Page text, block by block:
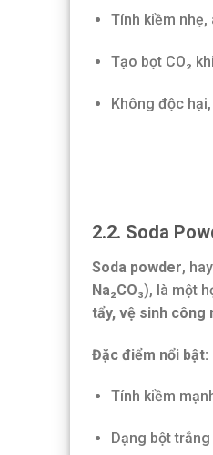
Tính kiềm
Tạo bọt CO₂
Không độc
2.2. Soda
Soda powder,
Na₂CO₃), là một
tẩy, vệ sinh công
Đặc điểm nổi bật:
Tính kiềm
Dạng bột